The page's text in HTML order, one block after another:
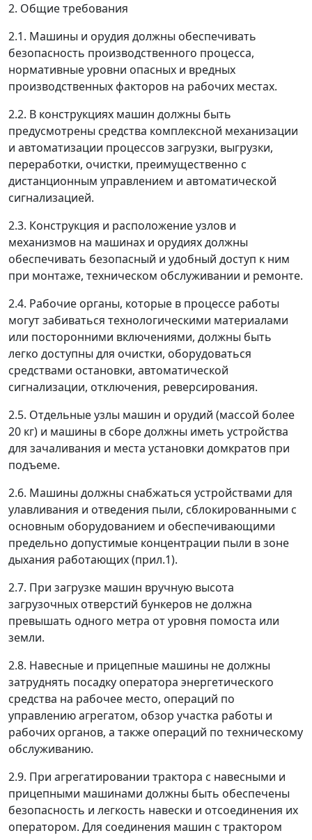
2. Общие требования
2.1. Машины и орудия должны обеспечивать
безопасность производственного процесса,
нормативные уровни опасных и вредных
производственных факторов на рабочих местах.
2.2. В конструкциях машин должны быть
предусмотрены средства комплексной механизации
и автоматизации процессов загрузки, выгрузки,
переработки, очистки, преимущественно с
дистанционным управлением и автоматической
сигнализацией.
2.3. Конструкция и расположение узлов и
механизмов на машинах и орудиях должны
обеспечивать безопасный и удобный доступ к ним
при монтаже, техническом обслуживании и ремонте.
2.4. Рабочие органы, которые в процессе работы
могут забиваться технологическими материалами
или посторонними включениями, должны быть
легко доступны для очистки, оборудоваться
средствами остановки, автоматической
сигнализации, отключения, реверсирования.
2.5. Отдельные узлы машин и орудий (массой более
20 кг) и машины в сборе должны иметь устройства
для зачаливания и места установки домкратов при
подъеме.
2.6. Машины должны снабжаться устройствами для
улавливания и отведения пыли, сблокированными с
основным оборудованием и обеспечивающими
предельно допустимые концентрации пыли в зоне
дыхания работающих (прил.1).
2.7. При загрузке машин вручную высота
загрузочных отверстий бункеров не должна
превышать одного метра от уровня помоста или
земли.
2.8. Навесные и прицепные машины не должны
затруднять посадку оператора энергетического
средства на рабочее место, операций по
управлению агрегатом, обзор участка работы и
рабочих органов, а также операций по техническому
обслуживанию.
2.9. При агрегатировании трактора с навесными и
прицепными машинами должны быть обеспечены
безопасность и легкость навески и отсоединения их
оператором. Для соединения машин с трактором